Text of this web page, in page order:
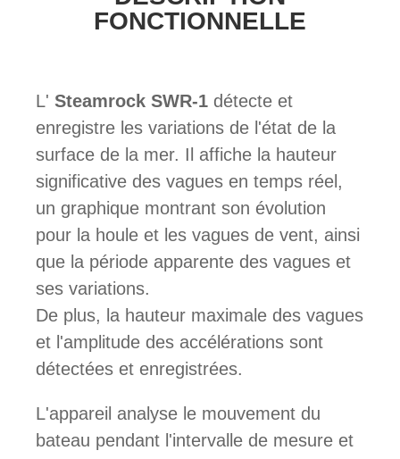
FONCTIONNELLE
L' Steamrock SWR-1 détecte et
enregistre les variations de l'état de la
surface de la mer. Il affiche la hauteur
significative des vagues en temps réel,
un graphique montrant son évolution
pour la houle et les vagues de vent, ainsi
que la période apparente des vagues et
ses variations.
De plus, la hauteur maximale des vagues
et l'amplitude des accélérations sont
détectées et enregistrées.
L'appareil analyse le mouvement du
bateau pendant l'intervalle de mesure et